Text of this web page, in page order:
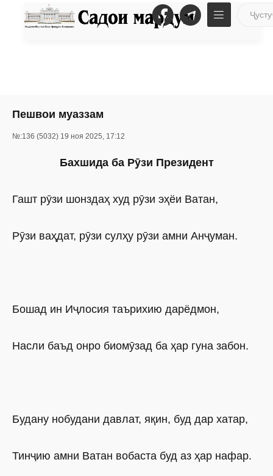
Пешвои муаззам
№:136 (5032) 19 ноя 2025, 17:12
Бахшида ба Рӯзи Президент
Гашт рӯзи шонздаҳ худ рӯзи эҳёи Ватан,
Рӯзи ваҳдат, рӯзи сулҳу рӯзи амни Анҷуман.
Бошад ин Иҷлосия таърихию дарёдмон,
Насли баъд онро биомӯзад ба ҳар гуна забон.
Будану нобудани давлат, яқин, буд дар хатар,
Тинҷию амни Ватан вобаста буд аз ҳар нафар.